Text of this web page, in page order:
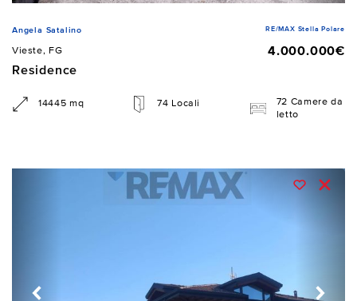
Angela Satalino RE/MAX Stella Polare
Vieste, FG
4.000.000€
Residence
14445 mq 74 Locali
72 Camere da
letto